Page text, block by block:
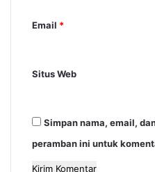
Email *
Situs Web
Simpan nama, email,
peramban ini untuk